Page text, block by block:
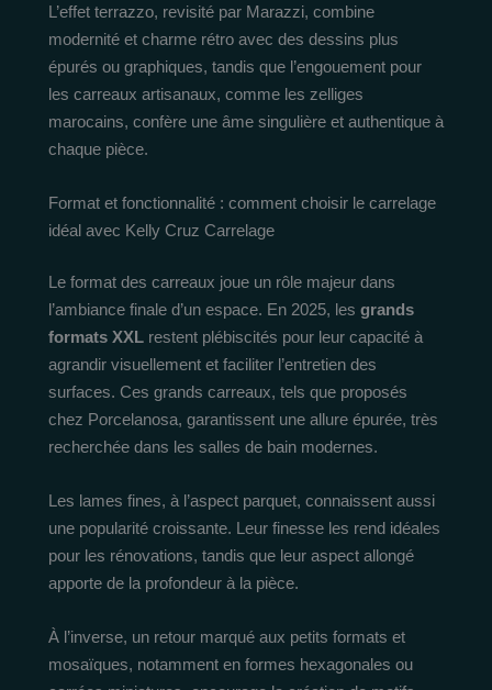
L’effet terrazzo, revisité par Marazzi, combine
modernité et charme rétro avec des dessins plus
épurés ou graphiques, tandis que l’engouement pour
les carreaux artisanaux, comme les zelliges
marocains, confère une âme singulière et authentique à
chaque pièce.
Format et fonctionnalité : comment choisir le carrelage
idéal avec Kelly Cruz Carrelage
Le format des carreaux joue un rôle majeur dans
l’ambiance finale d’un espace. En 2025, les grands
formats XXL restent plébiscités pour leur capacité à
agrandir visuellement et faciliter l’entretien des
surfaces. Ces grands carreaux, tels que proposés
chez Porcelanosa, garantissent une allure épurée, très
recherchée dans les salles de bain modernes.
Les lames fines, à l’aspect parquet, connaissent aussi
une popularité croissante. Leur finesse les rend idéales
pour les rénovations, tandis que leur aspect allongé
apporte de la profondeur à la pièce.
À l’inverse, un retour marqué aux petits formats et
mosaïques, notamment en formes hexagonales ou